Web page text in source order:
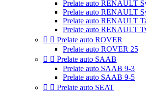
Prelate auto RENAULT
Prelate auto RENAULT
Prelate auto RENAULT
Prelate auto RENAULT
  Prelate auto ROVER
Prelate auto ROVER 25
  Prelate auto SAAB
Prelate auto SAAB 9-3
Prelate auto SAAB 9-5
  Prelate auto SEAT